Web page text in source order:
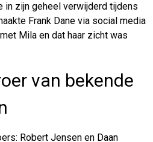
in zijn geheel verwijderd tijdens
Frank Dane via social media
Mila en dat haar zicht was
van bekende
Robert Jensen en Daan